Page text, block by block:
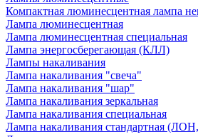
Компактная люминесцентная лампа
Лампа люминесцентная
Лампа люминесцентная специальная
Лампа энергосберегающая (КЛЛ)
Лампы накаливания
Лампа накаливания "свеча"
Лампа накаливания "шар"
Лампа накаливания зеркальная
Лампа накаливания специальная
Лампа накаливания стандартная